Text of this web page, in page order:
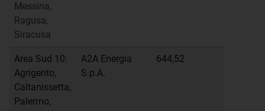
Messina,
Ragusa,
Siracusa
Area Sud 10:
Agrigento,
Caltanissetta,
Palermo,
A2A Energia
S.p.A.
644,52